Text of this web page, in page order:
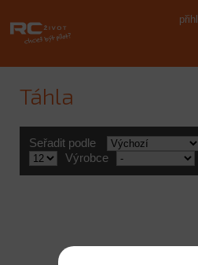
Táhla
Seřadit podle
Výrobce